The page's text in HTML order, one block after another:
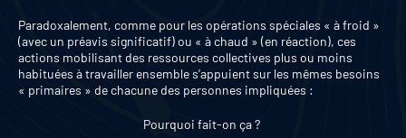
Paradoxalement, comme pour les opérations spéciales « à froid »
(avec un préavis significatif) ou « à chaud » (en réaction), ces
actions mobilisant des ressources collectives plus ou moins
habituées à travailler ensemble s’appuient sur les mêmes besoins
« primaires » de chacune des personnes impliquées :
Pourquoi fait-on ça ?